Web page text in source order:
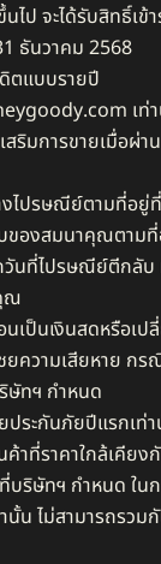
ป จะได้รับสิทธิ์เข้
ธันวาคม 2568​
ตแบบรายปี​
เท่
ริมการขายเมื่อ
ไปรษณีย์ตามที่อยู่
บของสมนาคุณต
วันที่ไปรษณีย์ตีกลั
ณ​
เป็นเงินสดหรือเ
ยความเสียหาย ก
ษัทฯ กำหนด​
ประกันภัยปีแรกเท่
ที่ราคาใกล้เคียง
ที่บริษัทฯ กำหนด
นั้น ไม่สามารถรวม